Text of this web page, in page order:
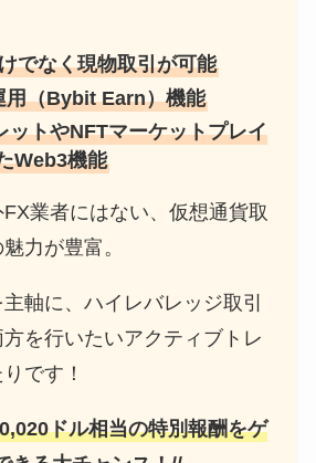
でなく現物取引が可能
（Bybit Earn）機能
ットやNFTマーケットプレイ
Web3機能
業者にはない、仮想通貨取
力が豊富。
軸に、ハイレバレッジ取引
を行いたいアクティブトレ
です！
ドル相当の特別報酬をゲ